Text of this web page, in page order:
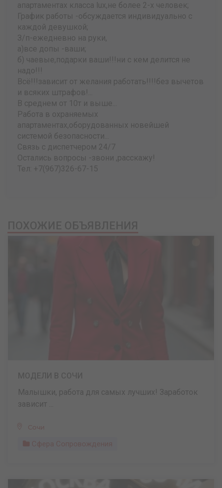
апартаментах класса lux,не более 2-х человек;
График работы -обсуждается индивидуально с
каждой девушкой;
З/п-ежедневно на руки,
а)все допы -ваши;
б) чаевые,подарки ваши!!!ни с кем делится не
надо!!!
Всё!!!зависит от желания работать!!!!без вычетов
и всяких штрафов!...
В среднем от 10т и выше...
Работа в охраняемых
апартаментах,оборудованных новейшей
системой безопасности...
Связь с диспетчером 24/7
Остались вопросы -звони ,расскажу!
Тел: +7(967)326-67-15
Малышки, работа для самых лучших! Заработок
зависит ...
Сочи
Сфера Сопровождения